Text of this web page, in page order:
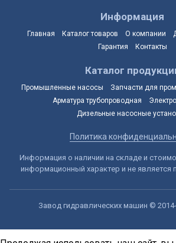
Информация
Главная Каталог товаров О компании
Гарантия
Контакты
Каталог
Промышленные насосы
Запчасти для
Арматура трубопроводная
Дизельные насосные
Политика
Информация о наличии на складе и
информационный характер и не является
Завод гидравлических машин ©